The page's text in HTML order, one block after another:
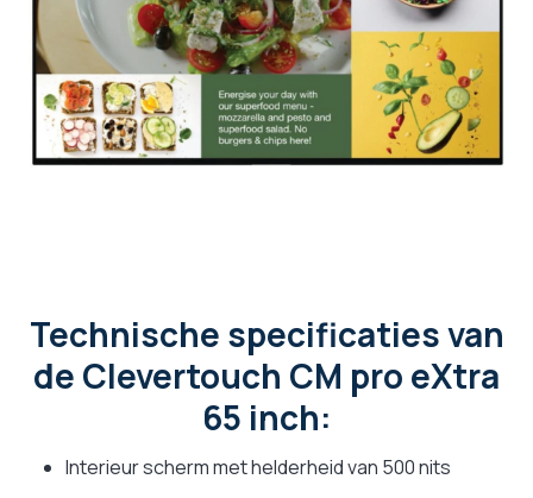
Technische specificaties van
de Clevertouch CM pro eXtra
65 inch:
Interieur scherm met helderheid van 500 nits